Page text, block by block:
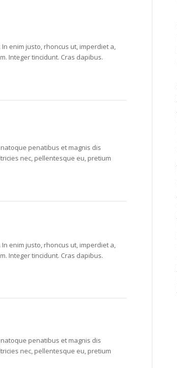
enim justo, rhoncus ut, imperdiet a,
Integer tincidunt. Cras dapibus.
penatibus et magnis dis
nec, pellentesque eu, pretium
enim justo, rhoncus ut, imperdiet a,
Integer tincidunt. Cras dapibus.
penatibus et magnis dis
nec, pellentesque eu, pretium